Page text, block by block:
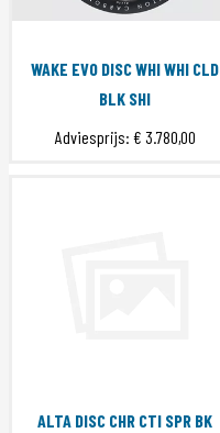
WAKE EVO DISC WHI WHI CLD
BLK SHI
Adviesprijs: € 3.780,00
ALTA DISC CHR CTI SPR BK